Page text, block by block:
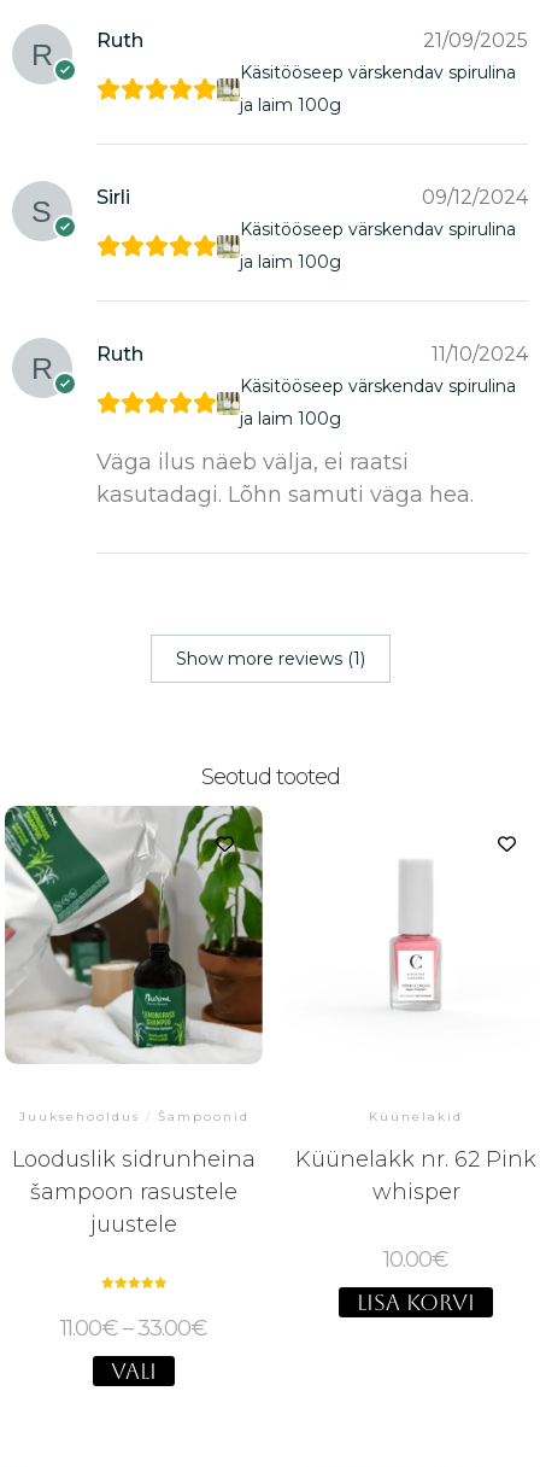
Ruth 21/09/2025
Käsitööseep värskendav spirulina
ja laim 100g
Sirli 09/12/2024
Käsitööseep värskendav spirulina
ja laim 100g
Ruth 11/10/2024
Käsitööseep värskendav spirulina
ja laim 100g
Väga ilus näeb välja, ei raatsi
kasutadagi. Lõhn samuti väga hea.
Show more reviews (1)
Seotud tooted
Juuksehooldus / Šampoonid
Looduslik sidrunheina
šampoon rasustele
juustele
/ 5
11.00€– 33.00€
VALI
Küünelakid
Küünelakk nr. 62 Pink
whisper
10.00€
LISA KORVI